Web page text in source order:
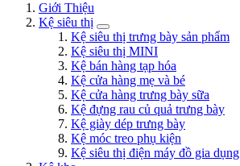
Giới Thiệu
Kệ siêu thị
Kệ siêu thị trưng bày sản phẩm
Kệ siêu thị MINI
Kệ bán hàng tạp hóa
Kệ cửa hàng mẹ và bé
Kệ cửa hàng trưng bày sữa
Kệ đựng rau củ quả trưng bày
Kệ giày dép trưng bày
Kệ móc treo phụ kiện
Kệ siêu thị điện máy đồ gia dụng